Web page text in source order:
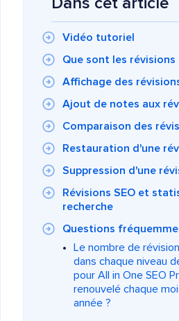
Dans cet article
Vidéo tutoriel
Que sont les révisions
Affichage des
Ajout de notes aux
Comparaison des
Restauration d'une
Suppression d'une
Révisions SEO et
recherche
Questions
Le nombre de
dans chaque niveau
pour All in One SEO
renouvelé chaque
année ?